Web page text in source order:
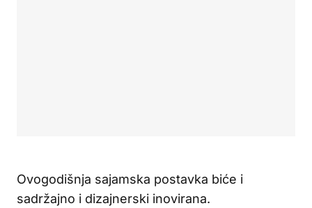
Ovogodišnja sajamska postavka biće i
sadržajno i dizajnerski inovirana.